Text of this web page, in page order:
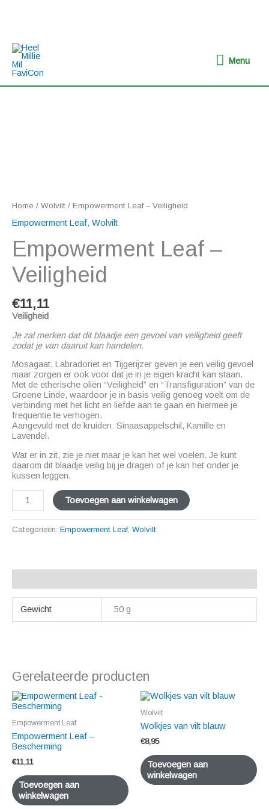
Menu
Home / Wolvilt / Empowerment Leaf – Veiligheid
Empowerment Leaf, Wolvilt
Empowerment Leaf –
Veiligheid
€11,11
Veiligheid
Je zal merken dat dit blaadje een gevoel van veiligheid geeft
zodat je van daaruit kan handelen.
Mosagaat, Labradoriet en Tijgerijzer geven je een veilig gevoel
maar zorgen er ook voor dat je in je eigen kracht kan staan.
Met de etherische oliën “Veiligheid” en “Transfiguration” van de
Groene Linde, waardoor je in basis veilig genoeg voelt om de
verbinding met het licht en liefde aan te gaan en hiermee je
frequentie te verhogen.
Aangevuld met de kruiden: Sinaasappelschil, Kamille en
Lavendel.
Wat er in zit, zie je niet maar je kan het wel voelen. Je kunt
daarom dit blaadje veilig bij je dragen of je kan het onder je
kussen leggen.
Toevoegen aan winkelwagen
Categorieën: Empowerment Leaf, Wolvilt
Gewicht 50 g
Gerelateerde producten
Empowerment Leaf
Empowerment Leaf –
Bescherming
€11,11
Toevoegen aan
winkelwagen
Wolvilt
Wolkjes van vilt blauw
€8,95
Toevoegen aan
winkelwagen